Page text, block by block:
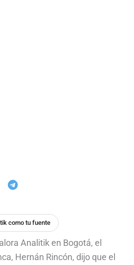
como tu fuente
Analitik en Bogotá, el
Hernán Rincón, dijo que el